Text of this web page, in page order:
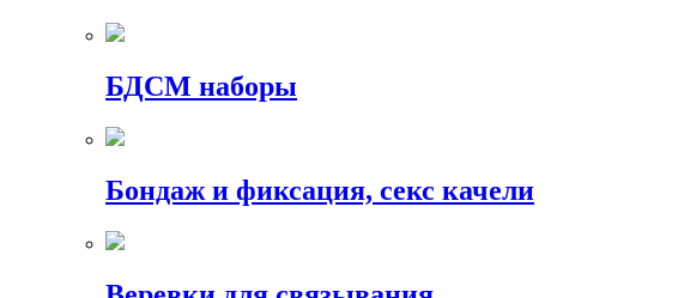
БДСМ наборы
Бондаж и фиксация, секс качели